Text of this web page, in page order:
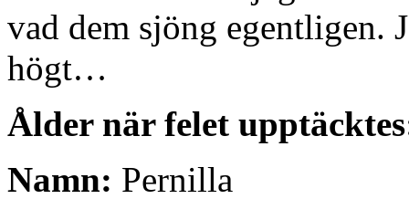
vad dem sjöng egentligen.
högt…
Ålder när felet
Namn: Pernilla